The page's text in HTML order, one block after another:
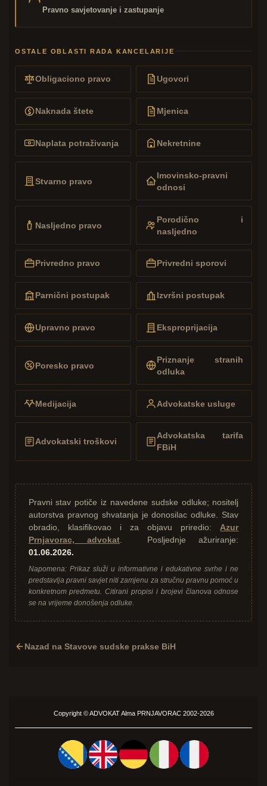
Pravno savjetovanje i zastupanje
OSTALE OBLASTI RADA KANCELARIJE
Obligaciono pravo Ugovori
Naknada štete Mjenica
Naplata potraživanja Nekretnine
Stvarno pravo
Imovinsko-pravni
odnosi
Nasljedno pravo
Porodično i
nasljedno
Privredno pravo Privredni sporovi
Parnični postupak Izvršni postupak
Upravno pravo Eksproprijacija
Poresko pravo
Priznanje stranih
odluka
Medijacija Advokatske usluge
Advokatski troškovi
Advokatska tarifa
FBiH
Pravni stav potiče iz navedene sudske odluke; nositelj
autorstva pravnog shvatanja je donosilac odluke. Stav
obradio, klasifikovao i za objavu priredio: Azur
Prnjavorac, advokat. Posljednje ažuriranje:
01.06.2026.
Napomena: Prikaz služi u informativne i edukativne svrhe i ne
predstavlja pravni savjet niti zamjenu za stručnu pravnu pomoć u
konkretnom predmetu. Citirani propisi i brojevi članova odnose
se na vrijeme donošenja odluke.
Nazad na Stavove sudske prakse BiH
Copyright ©ADVOKATAlma PRNJAVORAC 2002-2026